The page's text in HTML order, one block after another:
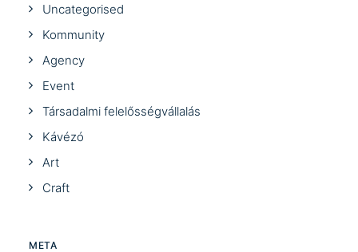
Uncategorised
Kommunity
Agency
Event
Társadalmi felelősségvállalás
Kávézó
Art
Craft
META